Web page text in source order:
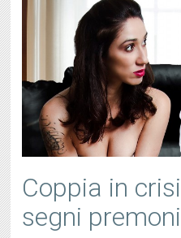
Coppia in
segni